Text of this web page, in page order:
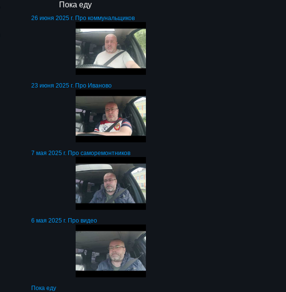
Пока еду
26 июня 2025 г. Про коммунальщиков
23 июня 2025 г. Про Иваново
7 мая 2025 г. Про саморемонтников
6 мая 2025 г. Про видео
Пока еду